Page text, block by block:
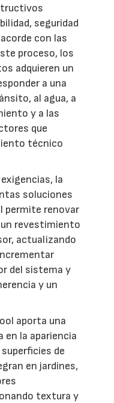
seguridad
con las
proceso, los
adquieren un
a una
al agua, a
y a las
que
técnico
la
soluciones
permite renovar
revestimiento
actualizando
del sistema y
y un
aporta una
la apariencia
de
en jardines,
textura y